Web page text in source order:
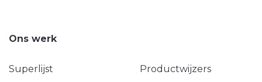
Ons werk
Superlijst Productwijzers